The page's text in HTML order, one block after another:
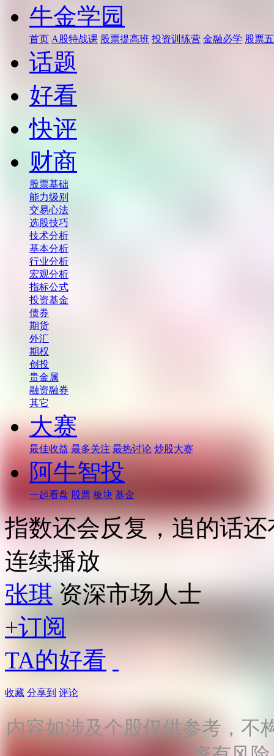
牛金学园
首页 A股特战课 股票提高班 投资训练营 金融必学 股票
话题
好看
快评
财商
股票基础
能力级别
交易心法
选股技巧
技术分析
基本分析
行业分析
宏观分析
指标公式
投资基金
债券
期货
外汇
期权
创投
贵金属
融资融券
其它
大赛
最佳收益 最多关注 最热讨论 炒股大赛
阿牛智投
一起看盘 股票 板块 基金
指数还会反复，追的话
连续播放
张琪 资深市场人士
+订阅
TA的好看
收藏 分享到 评论
内容如涉及个股仅供参考，不